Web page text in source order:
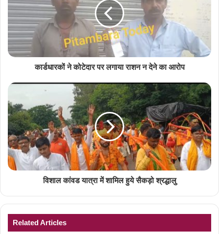
कार्डधारकों ने कोटेदार पर लगाया राशन न देने का आरोप
विशाल कांवड यात्रा में शामिल हुये सैकड़ो श्रद्धालु
Related Articles